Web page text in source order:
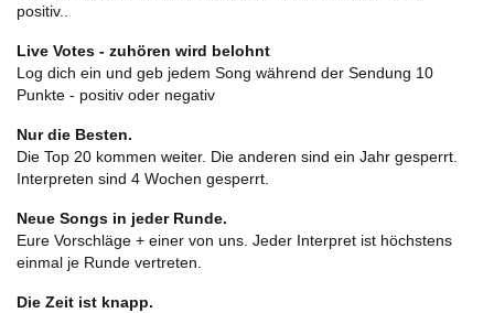
positiv..
Live Votes - zuhören wird belohnt
Log dich ein und geb jedem Song während der Sendung 10
Punkte - positiv oder negativ
Nur die Besten.
Die Top 20 kommen weiter. Die anderen sind ein Jahr gesperrt.
Interpreten sind 4 Wochen gesperrt.
Neue Songs in jeder Runde.
Eure Vorschläge + einer von uns. Jeder Interpret ist höchstens
einmal je Runde vertreten.
Die Zeit ist knapp.